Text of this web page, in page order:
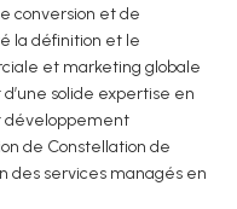
conversion et de
la définition et le
et marketing globale
solide expertise en
développement
de Constellation de
des services managés en